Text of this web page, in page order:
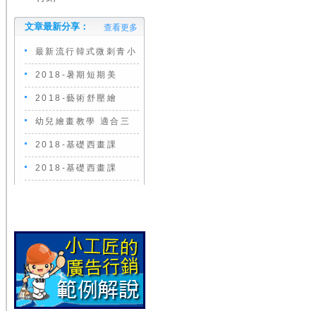
文章最新分享： 查看更多
最新流行韓式微刺青小
2018-暑期短期美
2018-藝術舒壓繪
幼兒繪畫教學 適合三
2018-基礎西畫課
2018-基礎西畫課